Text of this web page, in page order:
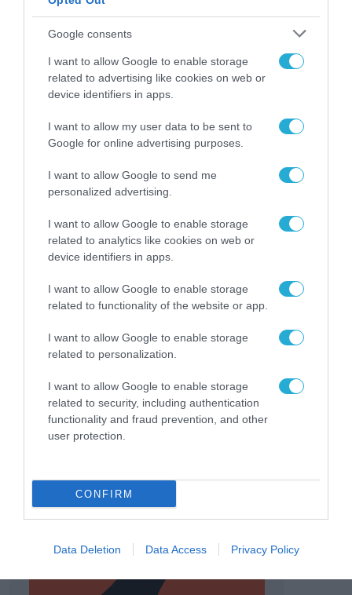
Google consents
I want to allow Google to enable storage
related to advertising like cookies on web or
device identifiers in apps.
I want to allow my user data to be sent to
Google for online advertising purposes.
I want to allow Google to send me
personalized advertising.
I want to allow Google to enable storage
related to analytics like cookies on web or
device identifiers in apps.
I want to allow Google to enable storage
related to functionality of the website or app.
I want to allow Google to enable storage
related to personalization.
I want to allow Google to enable storage
related to security, including authentication
functionality and fraud prevention, and other
user protection.
CONFIRM
Data Deletion Data Access Privacy Policy
27.04.2023
ΕΡΕΥΝΕΣ - ΜΕΛΕΤΕΣ
Ο Διεθνής Οργανισμός Ενέργειας
εκπομπών διοξειδίου άνθρακα